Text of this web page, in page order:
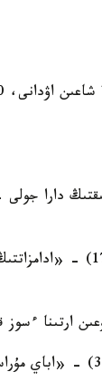
11:00, №24 كىتاپحانا (4-
11:00, №14 كىتاپحانا